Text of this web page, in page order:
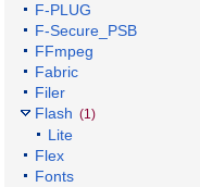
F-PLUG
F-Secure_PSB
FFmpeg
Fabric
Filer
Flash (1)
Lite
Flex
Fonts